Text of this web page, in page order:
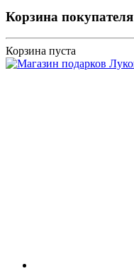
Корзина покупателя
Корзина пуста